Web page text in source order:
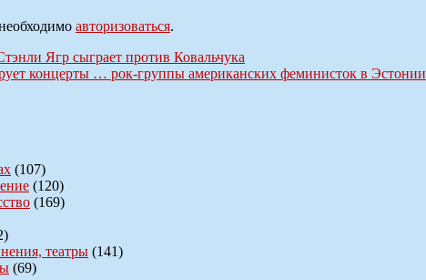
авторизоваться.
Ягр сыграет против Ковальчука
концерты … рок-группы американских феминисток в Эстонии
(107)
(120)
(169)
театры (141)
(69)